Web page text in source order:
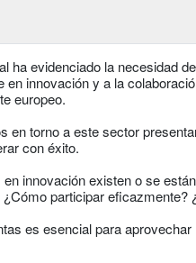
ha evidenciado la necesidad
en innovación y a la
europeo.
en torno a este sector
con éxito.
innovación existen o se
participar eficazmente?
es esencial para